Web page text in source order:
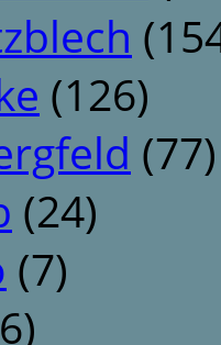
(126)
(77)
(24)
(7)